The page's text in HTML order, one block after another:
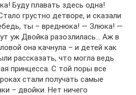
Буду плавать здесь одна!
грустно детворе, и сказали
ты – вреднюка! — Злюка! —
уж Двойка разозлилась… Аж в
она качнула – и детей как
рассказать, что могла ведь
принцесса. С той поры все
стали получать самые
– двойки. Нет ничего